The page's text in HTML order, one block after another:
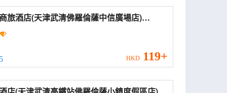
旅酒店(天津武清佛羅倫薩中信廣場店)
Inn Business Hotel(Tianjin Wuqing
HKD 119+